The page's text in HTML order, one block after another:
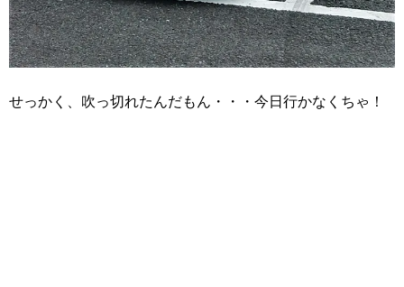
せっかく、吹っ切れたんだもん・・・今日行かなくちゃ！